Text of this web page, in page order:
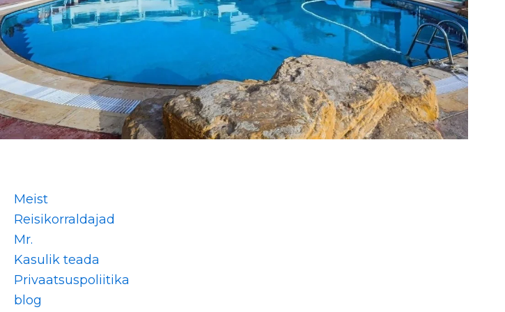
Meist
Reisikorraldajad
Mr.
Kasulik teada
Privaatsuspoliitika
blog